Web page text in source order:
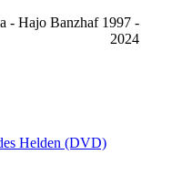
- Hajo Banzhaf 1997 -
2024
Helden (DVD)